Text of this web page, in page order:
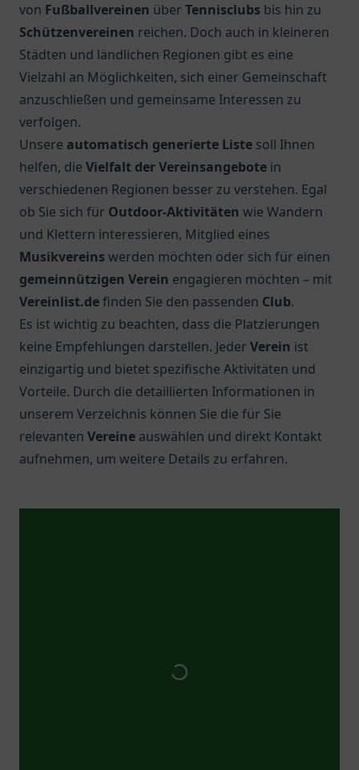
von Fußballvereinen über Tennisclubs bis hin zu
Schützenvereinen reichen. Doch auch in kleineren
Städten und ländlichen Regionen gibt es eine
Vielzahl an Möglichkeiten, sich einer Gemeinschaft
anzuschließen und gemeinsame Interessen zu
verfolgen.
Unsere automatisch generierte Liste soll Ihnen
helfen, die Vielfalt der Vereinsangebote in
verschiedenen Regionen besser zu verstehen. Egal
ob Sie sich für Outdoor-Aktivitäten wie Wandern
und Klettern interessieren, Mitglied eines
Musikvereins werden möchten oder sich für einen
gemeinnützigen Verein engagieren möchten – mit
Vereinlist.definden Sie den passenden Club.
Es ist wichtig zu beachten, dass die Platzierungen
keine Empfehlungen darstellen. Jeder Verein ist
einzigartig und bietet spezifische Aktivitäten und
Vorteile. Durch die detaillierten Informationen in
unserem Verzeichnis können Sie die für Sie
relevanten Vereine auswählen und direkt Kontakt
aufnehmen, um weitere Details zu erfahren.
Top 5 Vereine inDüsseldorf
Speed Lions Düsseldorf e.V.